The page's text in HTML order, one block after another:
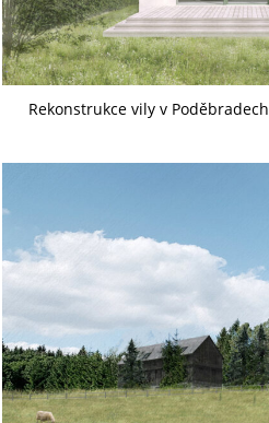
Rekonstrukce vily v Poděbradech